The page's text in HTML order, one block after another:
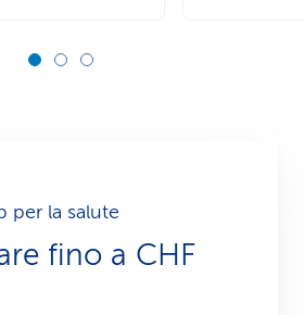
per la salute
fino a CHF